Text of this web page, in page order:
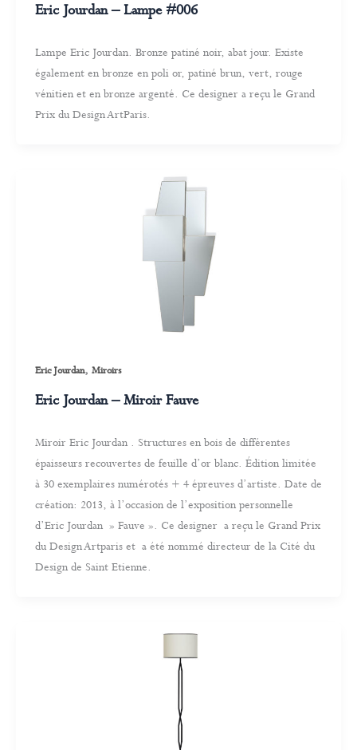
Eric Jourdan – Lampe #006
Lampe Eric Jourdan. Bronze patiné noir, abat jour. Existe
également en bronze en poli or, patiné brun, vert, rouge
vénitien et en bronze argenté. Ce designer a reçu le Grand
Prix du Design ArtParis.
Eric Jourdan, Miroirs
Eric Jourdan – Miroir Fauve
Miroir Eric Jourdan . Structures en bois de différentes
épaisseurs recouvertes de feuille d’or blanc. Édition limitée
à 30 exemplaires numérotés + 4 épreuves d’artiste. Date de
création: 2013, à l’occasion de l’exposition personnelle
d’Eric Jourdan » Fauve ». Ce designer a reçu le Grand Prix
du Design Artparis et a été nommé directeur de la Cité du
Design de Saint Etienne.